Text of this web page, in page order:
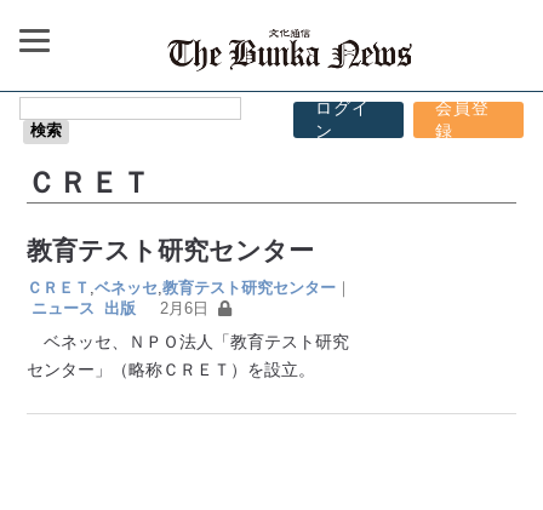
ログイ
ン
会員登
録
ＣＲＥＴ
教育テスト研究センター
ＣＲＥＴ ,ベネッセ ,教育テスト研究センター ｜
ニュース
出版 2月6日
ベネッセ、ＮＰＯ法人「教育テスト研究
センター」（略称ＣＲＥＴ）を設立。